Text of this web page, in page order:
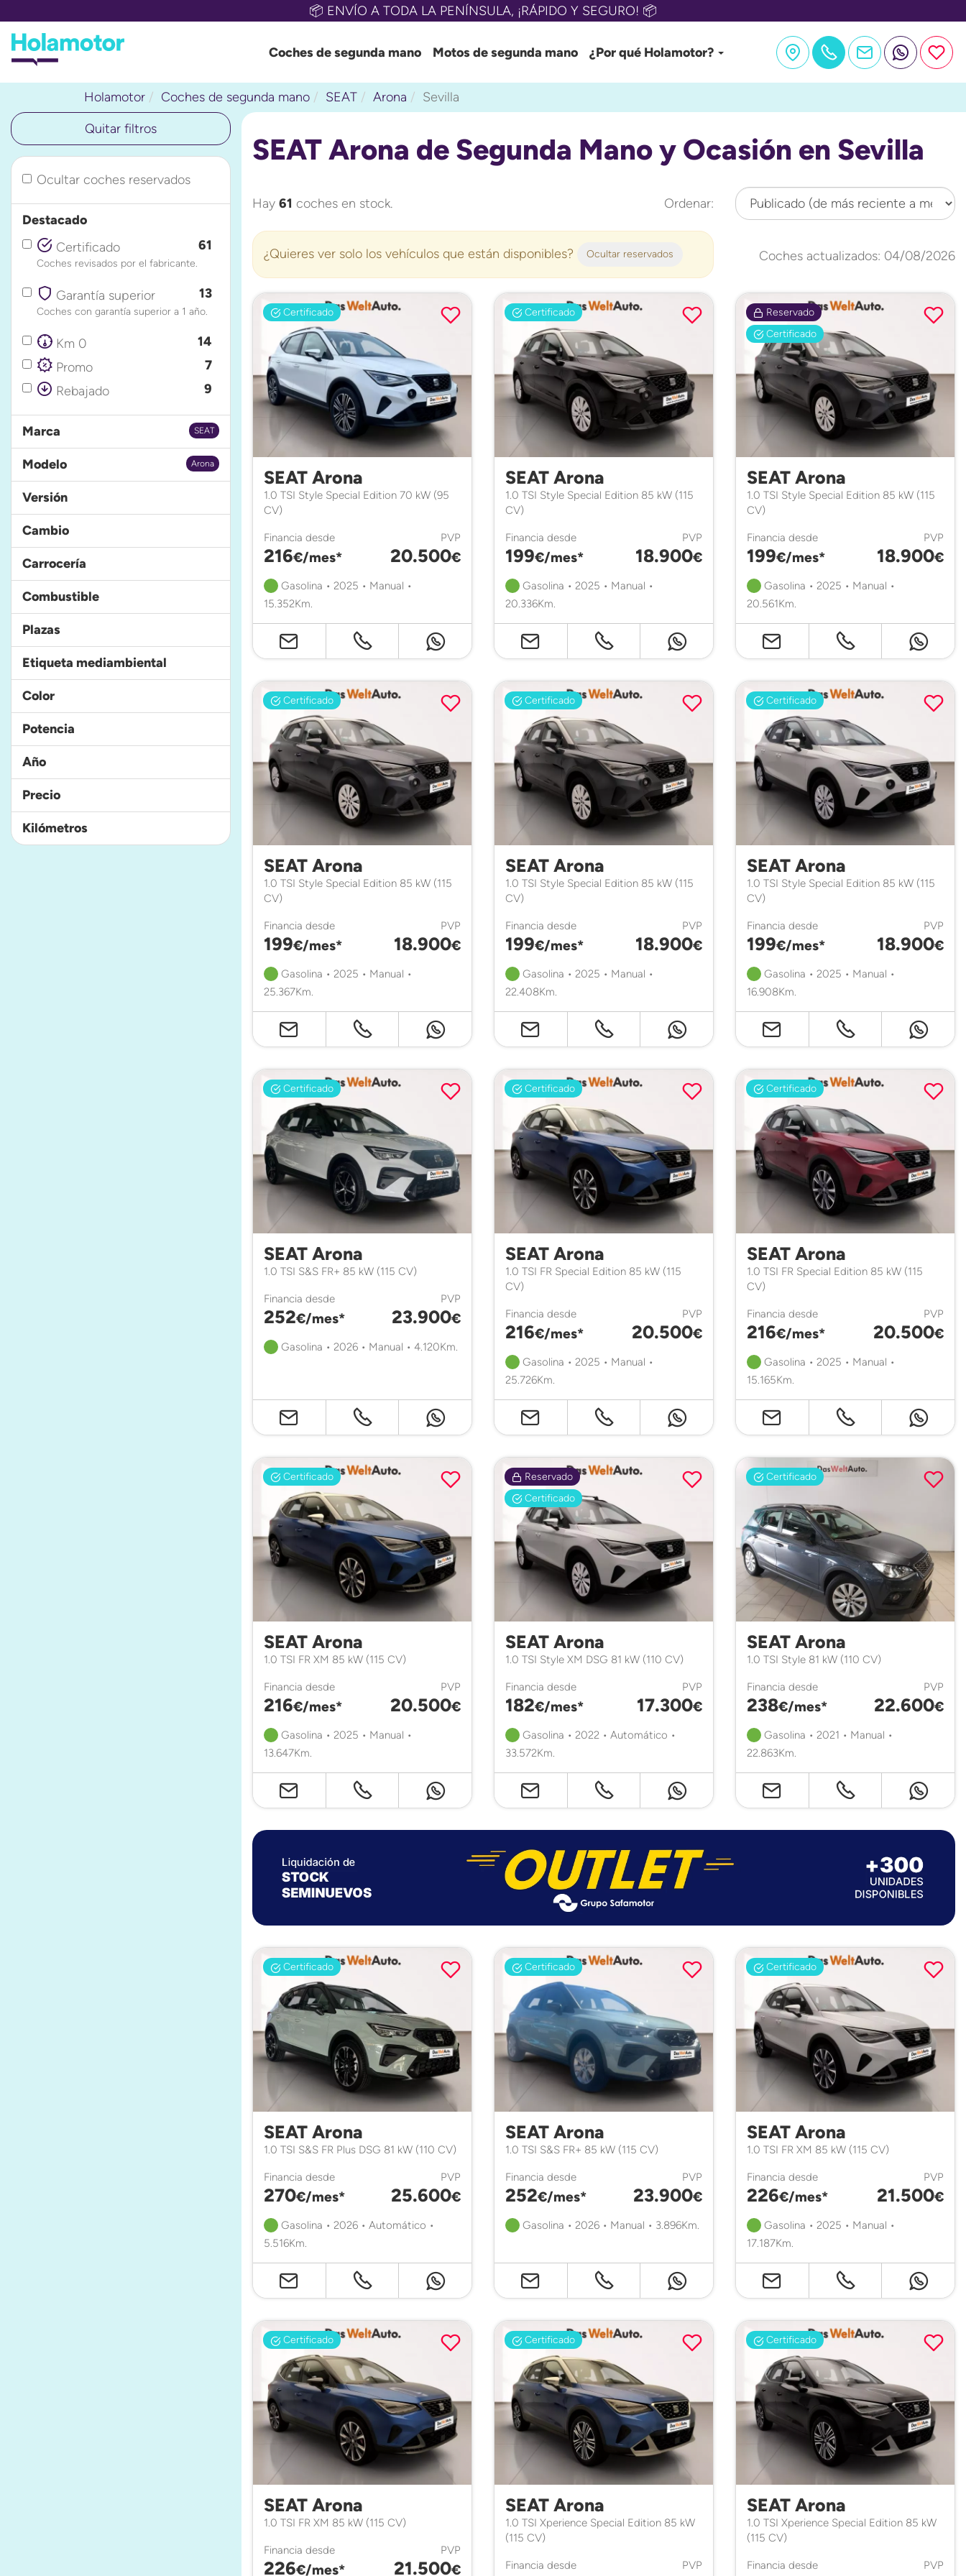
📦 ENVÍO A TODA LA PENÍNSULA, ¡RÁPIDO Y SEGURO! 📦
Coches de segunda mano Motos de segunda mano ¿Por qué Holamotor?
Holamotor Coches de segunda mano SEAT Arona Sevilla
SEAT Arona de Segunda Mano y Ocasión en Sevilla
Hay 61 coches en stock. Ordenar:
¿Quieres ver solo los vehículos que están disponibles? Ocultar reservados Coches actualizados: 04/08/2026
Certificado
SEAT Arona
1.0 TSI Style Special Edition 70 kW (95
CV)
Financia desde
216€/mes*
PVP
20.500€
Gasolina • 2025 • Manual •
15.352Km.
Certificado
SEAT Arona
1.0 TSI Style Special Edition 85 kW (115
CV)
Financia desde
199€/mes*
PVP
18.900€
Gasolina • 2025 • Manual •
20.336Km.
Reservado
Certificado
SEAT Arona
1.0 TSI Style Special Edition 85 kW (115
CV)
Financia desde
199€/mes*
PVP
18.900€
Gasolina • 2025 • Manual •
20.561Km.
Certificado
SEAT Arona
1.0 TSI Style Special Edition 85 kW (115
CV)
Financia desde
199€/mes*
PVP
18.900€
Gasolina • 2025 • Manual •
25.367Km.
Certificado
SEAT Arona
1.0 TSI Style Special Edition 85 kW (115
CV)
Financia desde
199€/mes*
PVP
18.900€
Gasolina • 2025 • Manual •
22.408Km.
Certificado
SEAT Arona
1.0 TSI Style Special Edition 85 kW (115
CV)
Financia desde
199€/mes*
PVP
18.900€
Gasolina • 2025 • Manual •
16.908Km.
Certificado
SEAT Arona
1.0 TSI S&S FR+ 85 kW (115 CV)
Financia desde
252€/mes*
PVP
23.900€
Gasolina • 2026 • Manual • 4.120Km.
Certificado
SEAT Arona
1.0 TSI FR Special Edition 85 kW (115
CV)
Financia desde
216€/mes*
PVP
20.500€
Gasolina • 2025 • Manual •
25.726Km.
Certificado
SEAT Arona
1.0 TSI FR Special Edition 85 kW (115
CV)
Financia desde
216€/mes*
PVP
20.500€
Gasolina • 2025 • Manual •
15.165Km.
Certificado
SEAT Arona
1.0 TSI FR XM 85 kW (115 CV)
Financia desde
216€/mes*
PVP
20.500€
Gasolina • 2025 • Manual •
13.647Km.
Reservado
Certificado
SEAT Arona
1.0 TSI Style XM DSG 81 kW (110 CV)
Financia desde
182€/mes*
PVP
17.300€
Gasolina • 2022 • Automático •
33.572Km.
Certificado
SEAT Arona
1.0 TSI Style 81 kW (110 CV)
Financia desde
238€/mes*
PVP
22.600€
Gasolina • 2021 • Manual •
22.863Km.
Certificado
SEAT Arona
1.0 TSI S&S FR Plus DSG 81 kW (110 CV)
Financia desde
270€/mes*
PVP
25.600€
Gasolina • 2026 • Automático •
5.516Km.
Certificado
SEAT Arona
1.0 TSI S&S FR+ 85 kW (115 CV)
Financia desde
252€/mes*
PVP
23.900€
Gasolina • 2026 • Manual • 3.896Km.
Certificado
SEAT Arona
1.0 TSI FR XM 85 kW (115 CV)
Financia desde
226€/mes*
PVP
21.500€
Gasolina • 2025 • Manual •
17.187Km.
Certificado
SEAT Arona
1.0 TSI FR XM 85 kW (115 CV)
Financia desde
226€/mes*
PVP
21.500€
Certificado
SEAT Arona
1.0 TSI Xperience Special Edition 85 kW
(115 CV)
Financia desde
PVP
Certificado
SEAT Arona
1.0 TSI Xperience Special Edition 85 kW
(115 CV)
Financia desde
PVP
Quitar filtros
Ocultar coches reservados
Destacado
Certificado
61
Coches revisados por el fabricante.
Garantía superior 13
Coches con garantía superior a 1 año.
Km 0
14
Promo
7
Rebajado
9
SEAT
Marca
Arona
Modelo
Versión
Cambio
Carrocería
Combustible
Plazas
Etiqueta mediambiental
Color
Potencia
Año
Precio
Kilómetros